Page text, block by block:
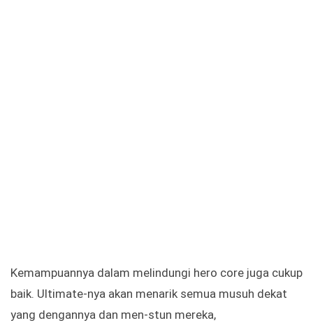
Kemampuannya dalam melindungi hero core juga cukup
baik. Ultimate-nya akan menarik semua musuh dekat
yang dengannya dan men-stun mereka,